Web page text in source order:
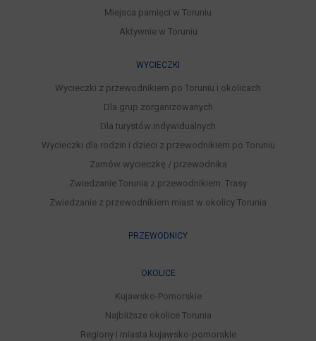
Miejsca pamięci w Toruniu
Aktywnie w Toruniu
WYCIECZKI
Wycieczki z przewodnikiem po Toruniu i okolicach
Dla grup zorganizowanych
Dla turystów indywidualnych
Wycieczki dla rodzin i dzieci z przewodnikiem po Toruniu
Zamów wycieczkę / przewodnika
Zwiedzanie Torunia z przewodnikiem. Trasy
Zwiedzanie z przewodnikiem miast w okolicy Torunia
PRZEWODNICY
OKOLICE
Kujawsko-Pomorskie
Najbliższe okolice Torunia
Regiony i miasta kujawsko-pomorskie